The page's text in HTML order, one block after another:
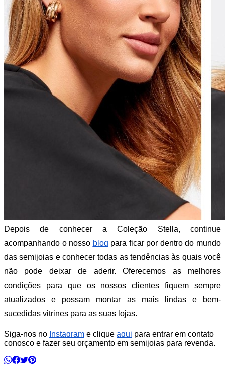
Depois de conhecer a Coleção Stella, continue
acompanhando o nosso blog para ficar por dentro do mundo
das semijoias e conhecer todas as tendências às quais você
não pode deixar de aderir. Oferecemos as melhores
condições para que os nossos clientes fiquem sempre
atualizados e possam montar as mais lindas e bem-
sucedidas vitrines para as suas lojas.
Siga-nos no Instagram e clique aqui para entrar em contato
conosco e fazer seu orçamento em semijoias para revenda.